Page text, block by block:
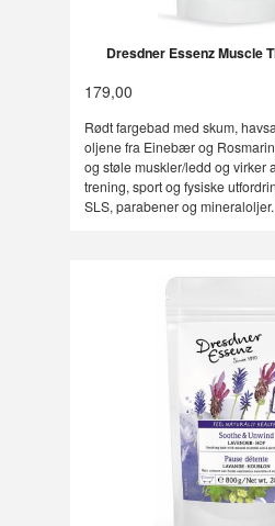
Dresdner Essenz Muscle
179,00
Rødt fargebad med skum,
oljene fra Einebær og
og støle muskler/ledd og virker
trening, sport og fysiske
SLS, parabener og